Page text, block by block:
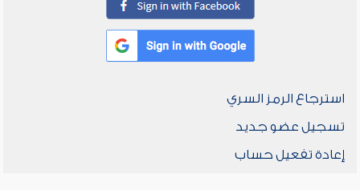
استرجاع الرمز السري
تسجيل عضو جديد
إعادة تفعيل حساب